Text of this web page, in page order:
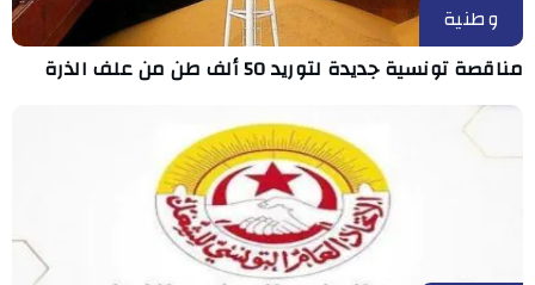
وطنية
مناقصة تونسية جديدة لتوريد 50 ألف طن من علف الذرة